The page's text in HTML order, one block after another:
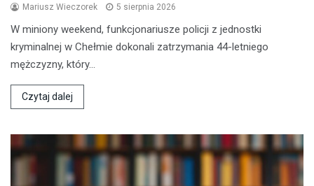
Mariusz Wieczorek 5 sierpnia 2026
W miniony weekend, funkcjonariusze policji z jednostki
kryminalnej w Chełmie dokonali zatrzymania 44-letniego
mężczyzny, który…
Czytaj dalej